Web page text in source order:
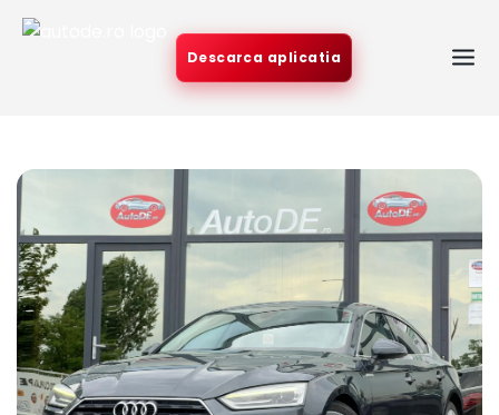
Descarca aplicatia